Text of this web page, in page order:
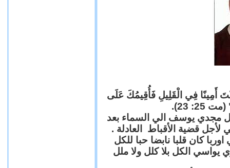
أَمِينًا فِي الْقَلِيلِ فَأُقِيمُكَ عَلَى
23).
مجدي يوسف الي السماء بعد
قضية الأقباط العادلة .
كان قلبا نابضا حبا للكل
يواسي الكل بلا كلل ولا ملل